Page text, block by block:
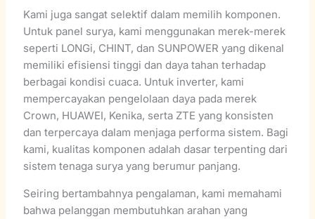
Kami juga sangat selektif dalam memilih komponen.
Untuk panel surya, kami menggunakan merek-merek
seperti LONGi, CHINT, dan SUNPOWER yang dikenal
memiliki efisiensi tinggi dan daya tahan terhadap
berbagai kondisi cuaca. Untuk inverter, kami
mempercayakan pengelolaan daya pada merek
Crown, HUAWEI, Kenika, serta ZTE yang konsisten
dan terpercaya dalam menjaga performa sistem. Bagi
kami, kualitas komponen adalah dasar terpenting dari
sistem tenaga surya yang berumur panjang.
Seiring bertambahnya pengalaman, kami memahami
bahwa pelanggan membutuhkan arahan yang